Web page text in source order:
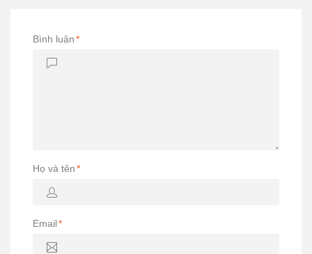
Bình luận*
Họ và tên*
Email*